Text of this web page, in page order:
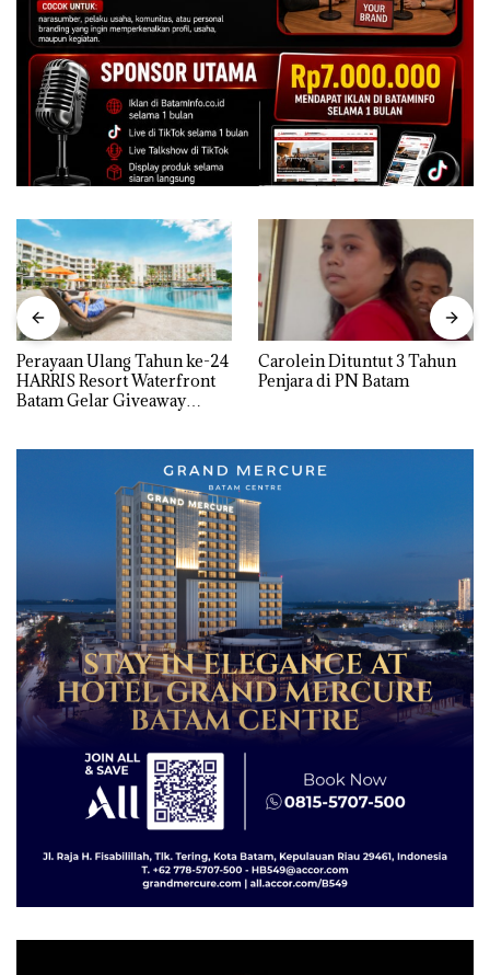
Perayaan Ulang Tahun ke-24
HARRIS Resort Waterfront
Batam Gelar Giveaway
Carolein Dituntut 3 Tahun
Penjara di PN Batam